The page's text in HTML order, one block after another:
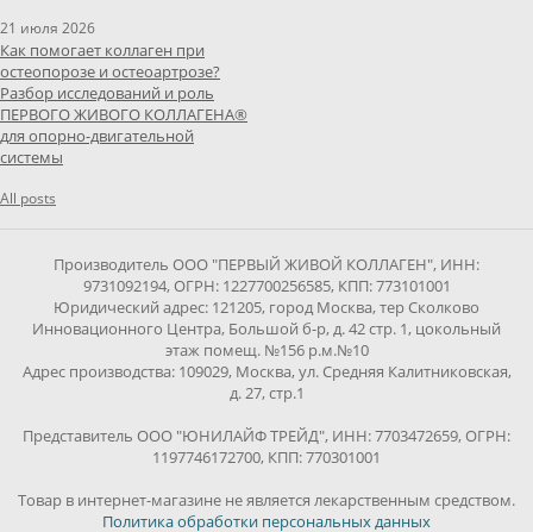
21 июля 2026
Как помогает коллаген при
остеопорозе и остеоартрозе?
Разбор исследований и роль
ПЕРВОГО ЖИВОГО КОЛЛАГЕНА®
для опорно-двигательной
системы
All posts
Производитель ООО "ПЕРВЫЙ ЖИВОЙ КОЛЛАГЕН", ИНН:
9731092194, ОГРН: 1227700256585, КПП: 773101001
Юридический адрес: 121205, город Москва, тер Сколково
Инновационного Центра, Большой б-р, д. 42 стр. 1, цокольный
этаж помещ. №156 р.м.№10
Адрес производства: 109029, Москва, ул. Средняя Калитниковская,
д. 27, стр.1
Представитель ООО "ЮНИЛАЙФ ТРЕЙД", ИНН: 7703472659, ОГРН:
1197746172700, КПП: 770301001
Товар в интернет-магазине не является лекарственным средством.
Политика обработки персональных данных